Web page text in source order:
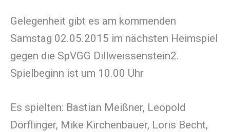
Gelegenheit gibt es am kommenden
Samstag 02.05.2015 im nächsten Heimspiel
gegen die SpVGG Dillweissenstein2.
Spielbeginn ist um 10.00 Uhr
Es spielten: Bastian Meißner, Leopold
Dörflinger, Mike Kirchenbauer, Loris Becht,